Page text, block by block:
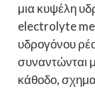
μια κυψέλη
electrolyte
υδρογόνου
συναντώνται
κάθοδο,